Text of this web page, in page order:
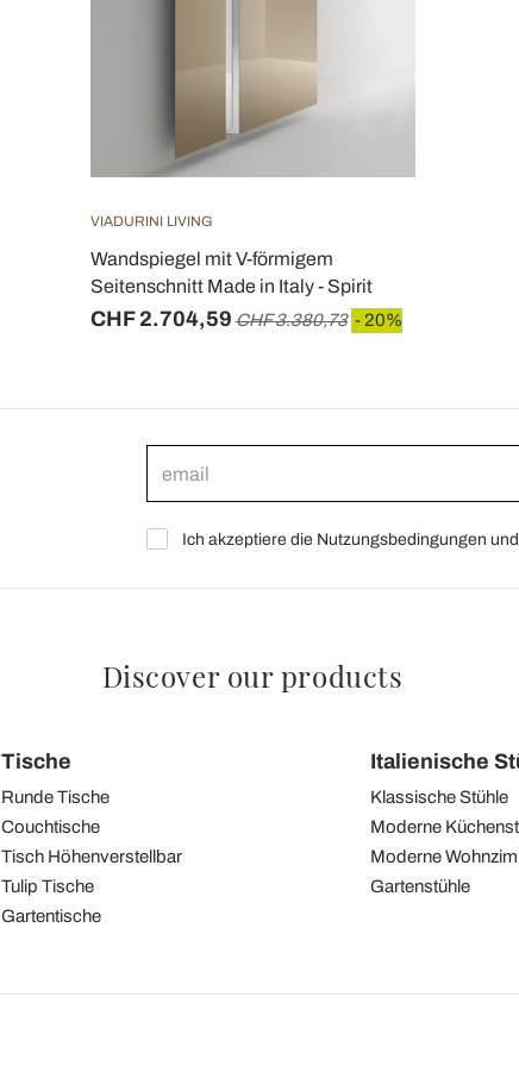
VIADURINI LIVING
Wandspiegel mit V-förmigem
Seitenschnitt Made in Italy - Spirit
CHF 2.704,59 CHF 3.380,73 - 20%
Ich akzeptiere die Nutzungsbedingungen
Discover our products
Tische
Runde Tische
Couchtische
Tisch Höhenverstellbar
Tulip Tische
Gartentische
Italienische
Klassische Stühle
Moderne
Moderne
Gartenstühle